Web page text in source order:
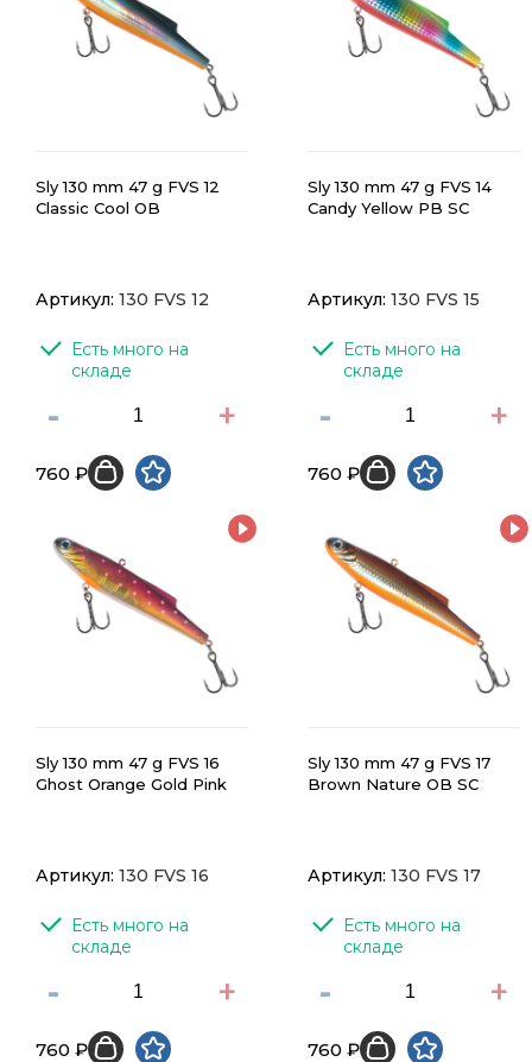
Sly 130 mm 47 g FVS 12
Classic Cool OB
Артикул: 130 FVS 12
Есть много на
складе
- +
760 ₽
Sly 130 mm 47 g FVS 14
Candy Yellow PB SC
Артикул: 130 FVS 15
Есть много на
складе
- +
760 ₽
Sly 130 mm 47 g FVS 16
Ghost Orange Gold Pink
Артикул: 130 FVS 16
Есть много на
складе
- +
760 ₽
Sly 130 mm 47 g FVS 17
Brown Nature OB SC
Артикул: 130 FVS 17
Есть много на
складе
- +
760 ₽